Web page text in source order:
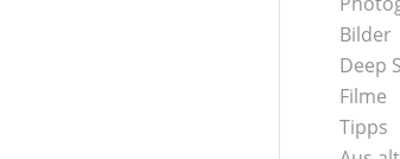
Bilder
Deep
Filme
Tipps